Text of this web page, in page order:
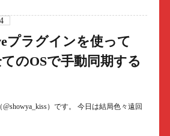
プラグインを使って
のOSで手動同期する
）です。 今日は結局色々遠回